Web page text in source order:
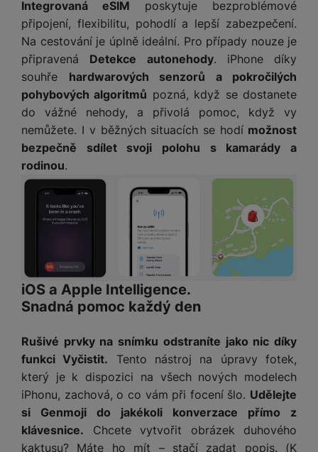
Integrovaná eSIM poskytuje bezproblémové
připojení, flexibilitu, pohodlí a lepší zabezpečení.
Na cestování je úplně ideální. Pro případy nouze je
připravená Detekce autonehody. iPhone díky
souhře hardwarových senzorů a pokročilých
pohybových algoritmů pozná, když se dostanete
do vážné nehody, a přivolá pomoc, když vy
nemůžete. I v běžných situacích se hodí možnost
bezpečně sdílet svoji polohu s kamarády a
rodinou.
iOS a Apple Intelligence.
Snadná pomoc každý den
Rušivé prvky na snímku odstraníte jako nic díky
funkci Vyčistit. Tento nástroj na úpravy fotek,
který je k dispozici na všech nových modelech
iPhonu, zachová, o co vám při focení šlo. Udělejte
si Genmoji do jakékoli konverzace přímo z
klávesnice. Chcete vytvořit obrázek duhového
kaktusu? Máte ho mít – stačí zadat popis. (K